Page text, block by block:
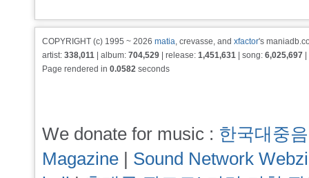
COPYRIGHT (c) 1995 ~ 2026 matia, crevasse, and xfactor's
artist: 338,011 | album: 704,529 | release: 1,451,631 | song: 6,025,697
Page rendered in 0.0582 seconds
We donate for music : 한국대중
Magazine | Sound Network